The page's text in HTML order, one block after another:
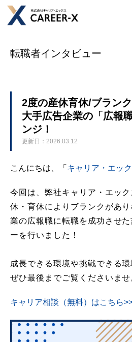
転職者インタビュー
2度の産休育休/ブラン
大手広告企業の「広報
ンジ！
更新日：2026.03.12
こんにちは、「 キャリア・エッ
今回は、弊社キャリア・エッ
休・育休によりブランクがあ
業の広報職に転職を成功させ
ーを行いました！
成長できる環境や挑戦できる
ぜひ最後までご覧くださいませ
キャリア相談（無料）はこちら